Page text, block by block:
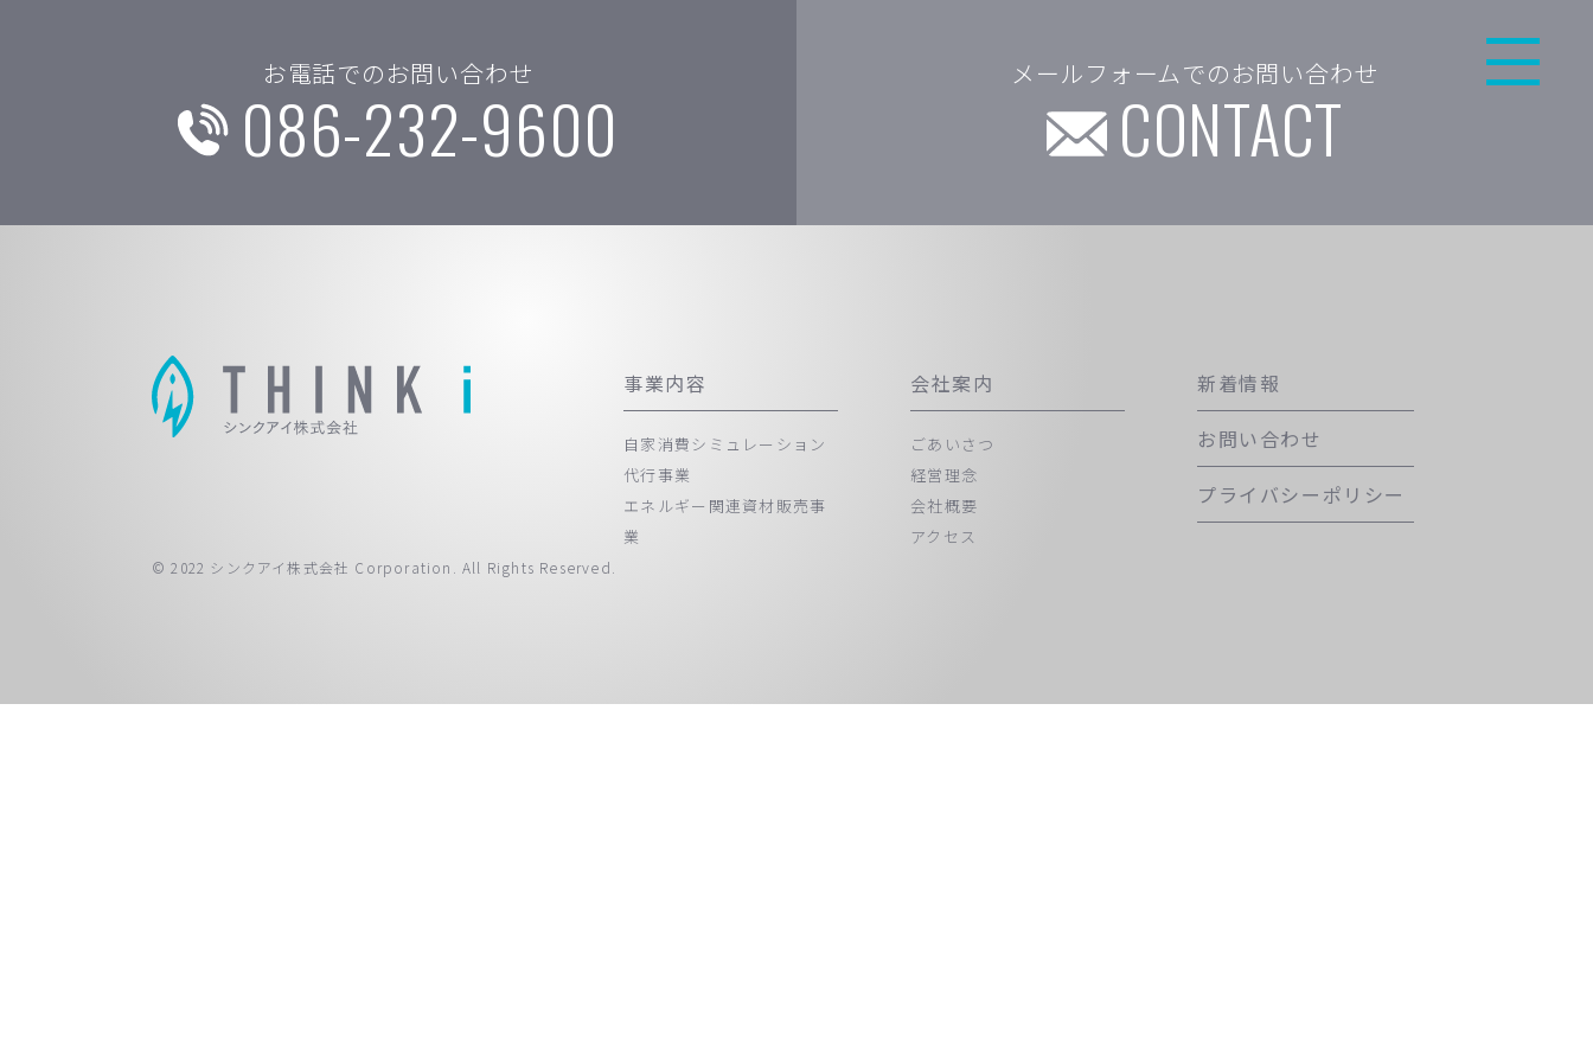
お電話でのお問い合わせ
086-232-9600
メールフォームでのお問い合わせ
CONTACT
事業内容
自家消費シミュレーション
代行事業
エネルギー関連資材販売事
業
会社案内
ごあいさつ
経営理念
会社概要
アクセス
新着情報
お問い合わせ
プライバシーポリシー
© 2022 シンクアイ株式会社 Corporation. All Rights Reserved.